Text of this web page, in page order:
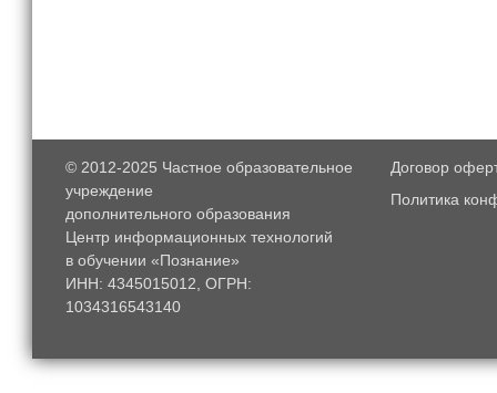
© 2012-2025 Частное образовательное
учреждение
дополнительного образования
Центр информационных технологий
в обучении «Познание»
ИНН: 4345015012, ОГРН:
1034316543140
Договор
Политика